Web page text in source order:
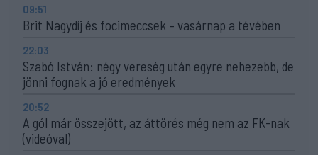
09:51
Brit Nagydíj és focimeccsek – vasárnap a tévében
22:03
Szabó István: négy vereség után egyre nehezebb, de
jönni fognak a jó eredmények
20:52
A gól már összejött, az áttörés még nem az FK-nak
(videóval)